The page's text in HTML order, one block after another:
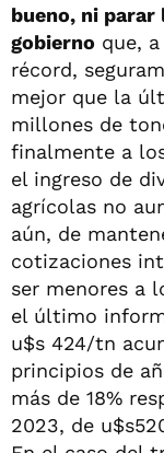
bueno, ni
gobierno que,
récord,
mejor que la
millones de
finalmente a
el ingreso de
agrícolas no
aún, de
cotizaciones
ser menores a
el último
u$s 424/tn
principios de
más de 18%
2023, de